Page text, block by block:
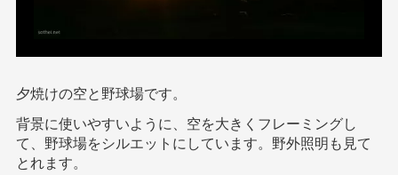
夕焼けの空と野球場です。
背景に使いやすいように、空を大きくフレーミングし
て、野球場をシルエットにしています。野外照明も見て
とれます。